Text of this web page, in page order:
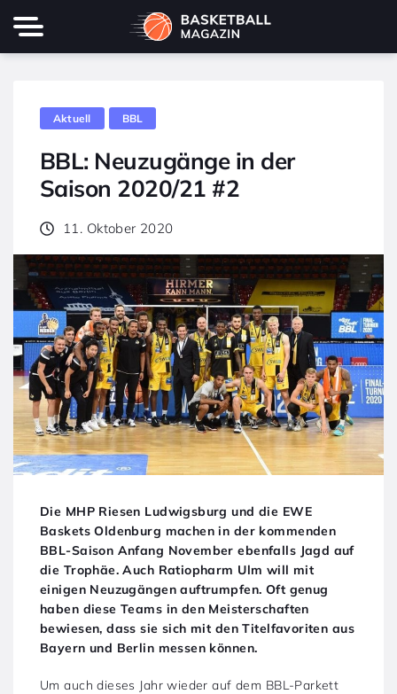
Aktuell BBL
BBL: Neuzugänge in der
Saison 2020/21 #2
11. Oktober 2020
Die MHP Riesen Ludwigsburg und die EWE
Baskets Oldenburg machen in der kommenden
BBL-Saison Anfang November ebenfalls Jagd auf
die Trophäe. Auch Ratiopharm Ulm will mit
einigen Neuzugängen auftrumpfen. Oft genug
haben diese Teams in den Meisterschaften
bewiesen, dass sie sich mit den Titelfavoriten aus
Bayern und Berlin messen können.
Um auch dieses Jahr wieder auf dem BBL-Parkett